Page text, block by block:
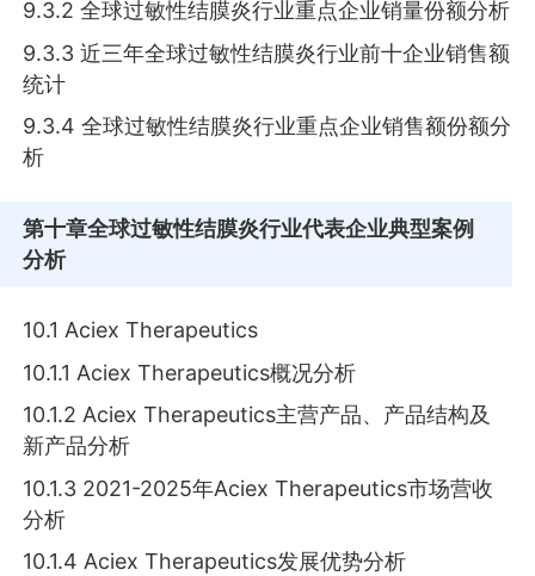
9.3.2 全球过敏性结膜炎行业重点企业销量份额分析
9.3.3 近三年全球过敏性结膜炎行业前十企业销售额
统计
9.3.4 全球过敏性结膜炎行业重点企业销售额份额分
析
第十章全球过敏性结膜炎行业代表企业典型案例
分析
10.1 Aciex Therapeutics
10.1.1 Aciex Therapeutics概况分析
10.1.2 Aciex Therapeutics主营产品、产品结构及
新产品分析
10.1.3 2021-2025年Aciex Therapeutics市场营收
分析
10.1.4 Aciex Therapeutics发展优势分析